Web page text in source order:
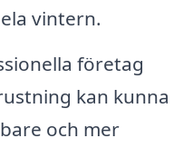
vintern.
företag
kan kunna
och mer